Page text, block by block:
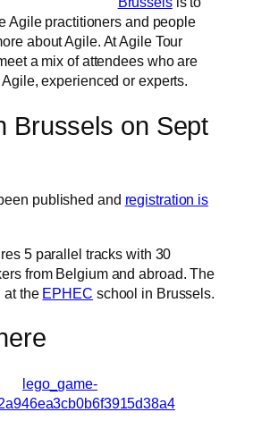
Agile practitioners and people
about Agile. At Agile Tour
a mix of attendees who are
experienced or experts.
Brussels on Sept
published and registration is
5 parallel tracks with 30
from Belgium and abroad. The
at the EPHEC school in Brussels.